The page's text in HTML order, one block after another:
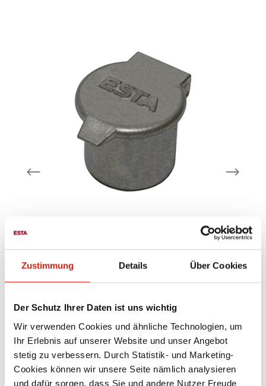
Zustimmung Details Über Cookies
Der Schutz Ihrer Daten ist uns wichtig
Wir verwenden Cookies und ähnliche Technologien, um
Ihr Erlebnis auf unserer Website und unser Angebot
stetig zu verbessern. Durch Statistik- und Marketing-
Cookies können wir unsere Seite nämlich analysieren
und dafür sorgen, dass Sie und andere Nutzer Freude
zum Anschluss eines Saugschlauches
weitere Nennweiten auf Anfrage
Ab115,00 €